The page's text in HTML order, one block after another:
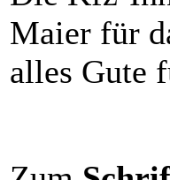
Maier für
alles Gute